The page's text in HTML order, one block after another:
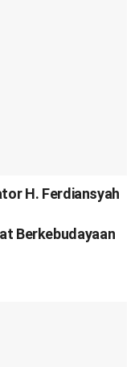
H. Ferdiansyah
Berkebudayaan